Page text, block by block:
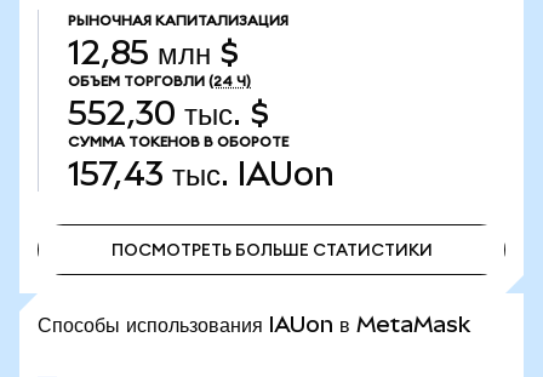
РЫНОЧНАЯ КАПИТАЛИЗАЦИЯ
12,85 млн $
ОБЪЕМ ТОРГОВЛИ (24 Ч)
552,30 тыс. $
СУММА ТОКЕНОВ В ОБОРОТЕ
157,43 тыс. IAUon
ПОСМОТРЕТЬ БОЛЬШЕ СТАТИСТИКИ
Способы использования IAUon в MetaMask